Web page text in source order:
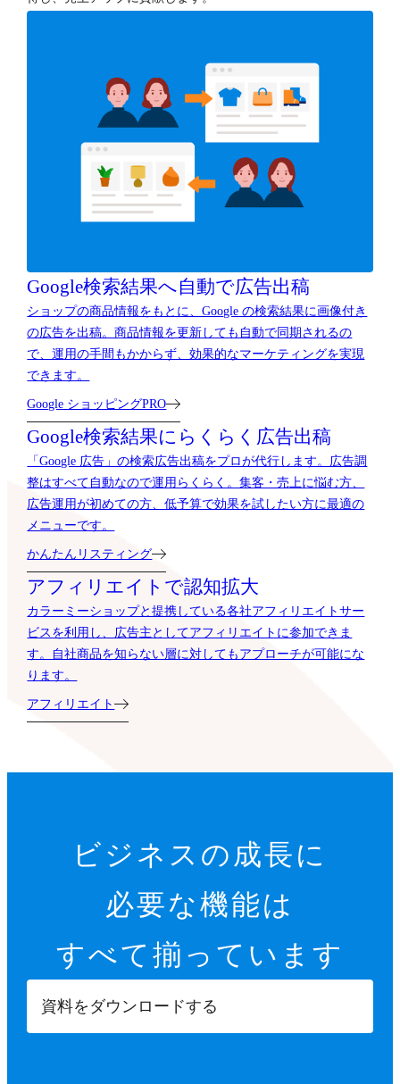
Google検索結果へ自動で広告出稿
ショップの商品情報をもとに、Google の検索結果に画像付き
の広告を出稿。商品情報を更新しても自動で同期されるの
で、運用の手間もかからず、効果的なマーケティングを実現
できます。
Google ショッピングPRO
Google検索結果に らくらく広告出稿
「Google 広告」の検索広告出稿をプロが代行します。広告調
整はすべて自動なので運用らくらく。集客・売上に悩む方、
広告運用が初めての方、低予算で効果を試したい方に最適の
メニューです。
かんたんリスティング
アフィリエイトで認知拡大
カラーミーショップと提携している各社アフィリエイトサー
ビスを利用し、広告主としてアフィリエイトに参加できま
す。自社商品を知らない層に対してもアプローチが可能にな
ります。
アフィリエイト
ビジネスの成長に
必要な機能は
すべて揃っています
資料をダウンロードする